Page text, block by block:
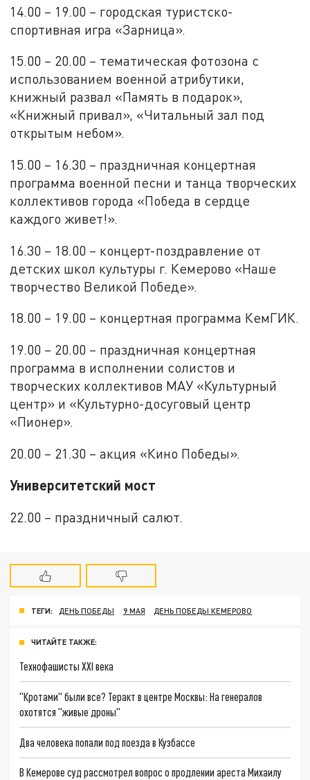
14.00 – 19.00 – городская туристско-
спортивная игра «Зарница».
15.00 – 20.00 – тематическая фотозона с
использованием военной атрибутики,
книжный развал «Память в подарок»,
«Книжный привал», «Читальный зал под
открытым небом».
15.00 – 16.30 – праздничная концертная
программа военной песни и танца творческих
коллективов города «Победа в сердце
каждого живет!».
16.30 – 18.00 – концерт-поздравление от
детских школ культуры г. Кемерово «Наше
творчество Великой Победе».
18.00 – 19.00 – концертная программа КемГИК.
19.00 – 20.00 – праздничная концертная
программа в исполнении солистов и
творческих коллективов МАУ «Культурный
центр» и «Культурно-досуговый центр
«Пионер».
20.00 – 21.30 – акция «Кино Победы».
Университетский мост
22.00 – праздничный салют.
ТЕГИ: ДЕНЬ ПОБЕДЫ 9 МАЯ ДЕНЬ ПОБЕДЫ КЕМЕРОВО
ЧИТАЙТЕ ТАКЖЕ:
Технофашисты XXI века
"Кротами" были все? Теракт в центре Москвы: На генералов
охотятся "живые дроны"
Два человека попали под поезда в Кузбассе
В Кемерове суд рассмотрел вопрос о продлении ареста Михаилу